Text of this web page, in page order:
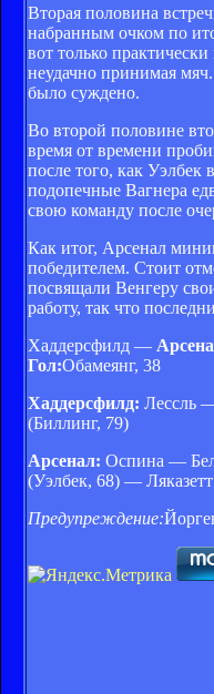
Вторая половина
набранным очком по
вот только
неудачно принимая
было суждено.
Во второй половине
время от времени
после того, как
подопечные Вагнера
свою команду после
Как итог, Арсенал
победителем. Стоит
посвящали Венгеру
работу, так что
Хаддерсфилд —
Гол:Обамеянг, 38
Хаддерсфилд: Лессль
(Биллинг, 79)
Арсенал: Оспина —
(Уэлбек, 68) — Ляказетт
Предупреждение: